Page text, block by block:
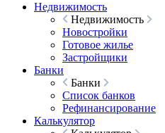
Недвижимость
Недвижимость
Новостройки
Готовое жилье
Застройщики
Банки
Банки
Список банков
Рефинансирование
Калькулятор